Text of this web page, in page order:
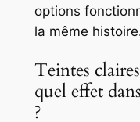
options
la même
Teintes
quel effet
?